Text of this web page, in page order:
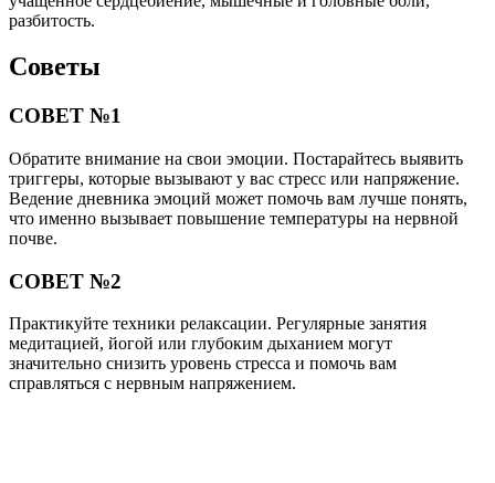
разбитость.
Советы
СОВЕТ №1
Обратите внимание на свои эмоции. Постарайтесь выявить
триггеры, которые вызывают у вас стресс или напряжение.
Ведение дневника эмоций может помочь вам лучше понять,
что именно вызывает повышение температуры на нервной
почве.
СОВЕТ №2
Практикуйте техники релаксации. Регулярные занятия
медитацией, йогой или глубоким дыханием могут
значительно снизить уровень стресса и помочь вам
справляться с нервным напряжением.